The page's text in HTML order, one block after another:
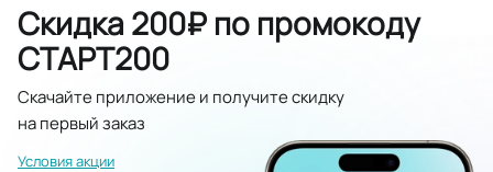
Скидка 200₽ по промокоду
СТАРТ200
Скачайте приложение и получите скидку
на первый заказ
Условия акции